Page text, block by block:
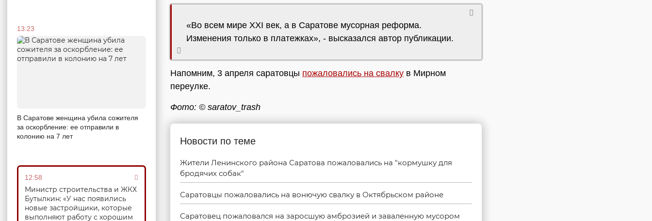
13:23
В Саратове женщина убила сожителя
за оскорбление: ее отправили в
колонию на 7 лет
12:58
Министр строительства и ЖКХ
Бутылкин: «У нас появились
новые застройщики, которые
выполняют работу с хорошим
«Во всем мире XXI век, а в Саратове мусорная реформа.
Изменения только в платежках», - высказался автор публикации.
Напомним, 3 апреля саратовцы пожаловались на свалку в Мирном
переулке.
Фото: © saratov_trash
Новости по теме
Жители Ленинского района Саратова пожаловались на "кормушку для
бродячих собак"
Саратовцы пожаловались на вонючую свалку в Октябрьском районе
Саратовец пожаловался на заросшую амброзией и заваленную мусором